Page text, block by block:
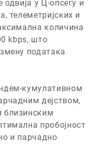
у Ц-опсегу и
телеметријских и
количина
kbps, што
података
кумулативном
дејством,
близинским
пробојност
и парчадно